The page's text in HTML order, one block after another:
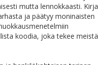
mutta lennokkaasti. Kirja
ja päätyy moninaisten
koodia, joka tekee meistä